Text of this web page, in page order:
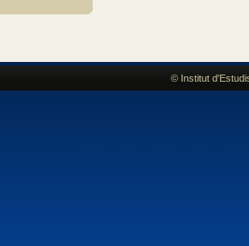
© Institut